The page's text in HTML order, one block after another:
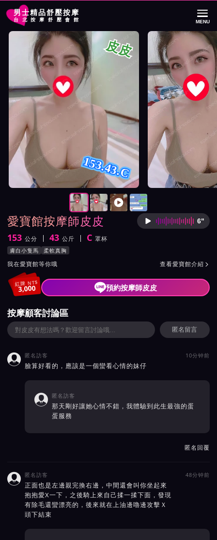
男士精品舒壓按摩
台北按摩舒壓會館 MENU
首頁 愛寶館按摩師皮皮詳細介紹
愛寶館按摩師皮皮 按摩師
6"
身高
153 公分
體重 43 公斤
罩杯 C 罩杯
按摩師皮皮服務風格與特色
膚白小隻馬 柔軟真胸
按摩師皮皮所屬按摩會館介紹與班表
我在愛寶館等你哦 查看愛寶館介紹 
紅牌 NT$
3,000 預約按摩師皮皮
愛寶館按摩師皮皮照片展示與影片介紹
皮皮
153.43.C
按摩師皮皮照片展示與影片介紹及客戶評價截屏展示
按摩顧客討論區
匿名留言
 匿名訪客 10分钟前
臉算好看的，應該是一個蠻看心情的妹仔
 匿名訪客
那天剛好讓她心情不錯，我體驗到此生最強的蛋
蛋服務
匿名回覆
 匿名訪客 48分钟前
正面也是左邊親完換右邊，中間還會叫你坐起來
抱抱愛X一下，之後騎上來自己揉一揉下面，發現
有除毛還蠻漂亮的，後來就在上油邊嚕邊攻擊Ｘ
頭下結束